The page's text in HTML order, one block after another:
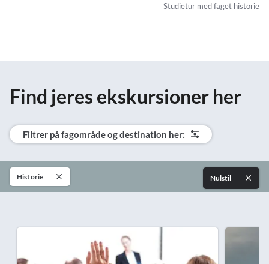
Studietur med faget historie
Find jeres ekskursioner her
Filtrer på fagområde og destination her:
Historie Nulstil